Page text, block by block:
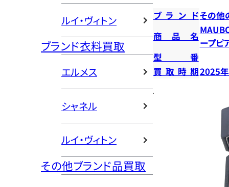
ルイ・ヴィトン
ブランド衣料買取
エルメス
シャネル
ルイ・ヴィトン
その他ブランド品買取
ブランドその他
商品名
ープピ
型番
買取時期2025